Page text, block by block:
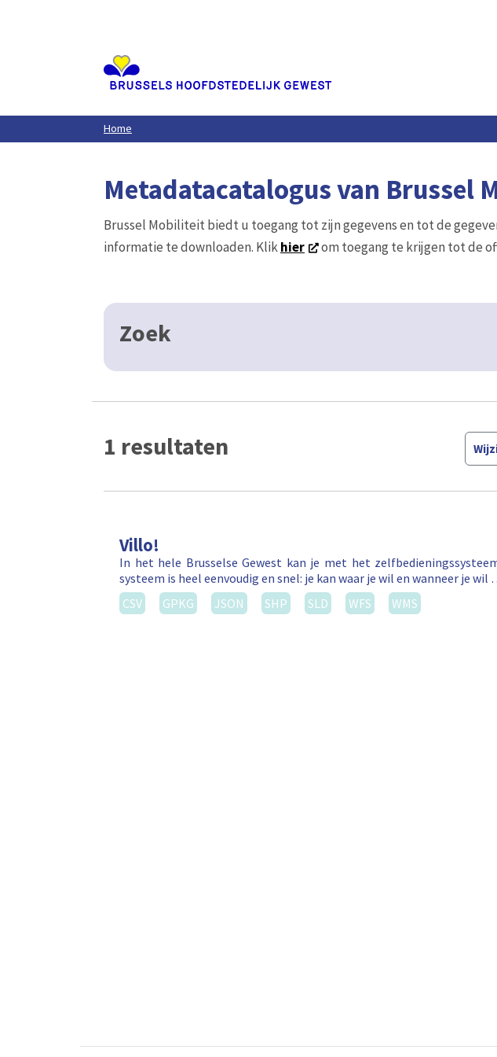
Home
Metadatacatalogus van Brussel
Brussel Mobiliteit biedt u toegang tot zijn gegevens en tot de
informatie te downloaden. Klikhier om toegang te krijgen tot de
Zoek
1 resultaten
Villo!
In het hele Brusselse Gewest kan je met het
systeem is heel eenvoudig en snel: je kan waar je wil en wanneer je wil
CSV
GPKG JSON SHP SLD WFS WMS